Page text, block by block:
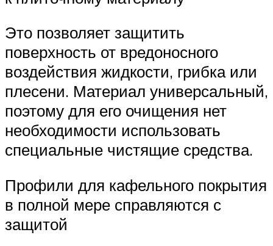
Это позволяет защитить
поверхность от вредоносного
воздействия жидкости, грибка или
плесени. Материал универсальный,
поэтому для его очищения нет
необходимости использовать
специальные чистящие средства.
Профили для кафельного покрытия
в полной мере справляются с
защитой